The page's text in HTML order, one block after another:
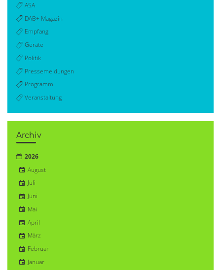
ASA
DAB+ Magazin
Empfang
Geräte
Politik
Pressemeldungen
Programm
Veranstaltung
Archiv
2026
August
Juli
Juni
Mai
April
März
Februar
Januar